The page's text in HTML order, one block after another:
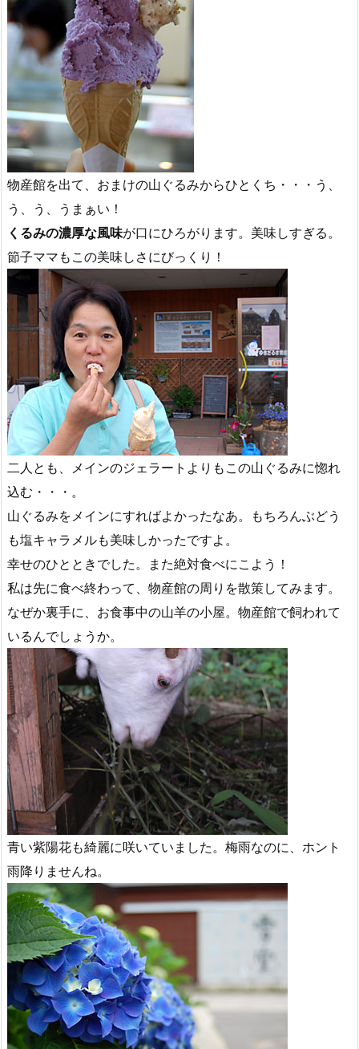
物産館を出て、おまけの山ぐるみからひとくち・・・う、
う、う、うまぁい！
くるみの濃厚な風味が口にひろがります。美味しすぎる。
節子ママもこの美味しさにびっくり！
二人とも、メインのジェラートよりもこの山ぐるみに惚れ
込む・・・。
山ぐるみをメインにすればよかったなあ。もちろんぶどう
も塩キャラメルも美味しかったですよ。
幸せのひとときでした。また絶対食べにこよう！
私は先に食べ終わって、物産館の周りを散策してみます。
なぜか裏手に、お食事中の山羊の小屋。物産館で飼われて
いるんでしょうか。
青い紫陽花も綺麗に咲いていました。梅雨なのに、ホント
雨降りませんね。